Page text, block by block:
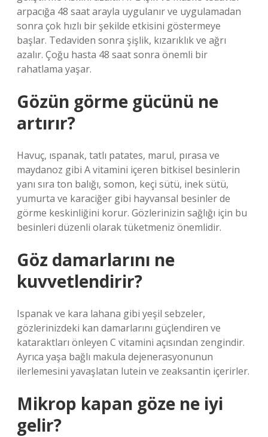
arpacığa 48 saat arayla uygulanır ve uygulamadan
sonra çok hızlı bir şekilde etkisini göstermeye
başlar. Tedaviden sonra şişlik, kızarıklık ve ağrı
azalır. Çoğu hasta 48 saat sonra önemli bir
rahatlama yaşar.
Gözün görme gücünü ne
artırır?
Havuç, ıspanak, tatlı patates, marul, pırasa ve
maydanoz gibi A vitamini içeren bitkisel besinlerin
yanı sıra ton balığı, somon, keçi sütü, inek sütü,
yumurta ve karaciğer gibi hayvansal besinler de
görme keskinliğini korur. Gözlerinizin sağlığı için bu
besinleri düzenli olarak tüketmeniz önemlidir.
Göz damarlarını ne
kuvvetlendirir?
Ispanak ve kara lahana gibi yeşil sebzeler,
gözlerinizdeki kan damarlarını güçlendiren ve
kataraktları önleyen C vitamini açısından zengindir.
Ayrıca yaşa bağlı makula dejenerasyonunun
ilerlemesini yavaşlatan lutein ve zeaksantin içerirler.
Mikrop kapan göze ne iyi
gelir?